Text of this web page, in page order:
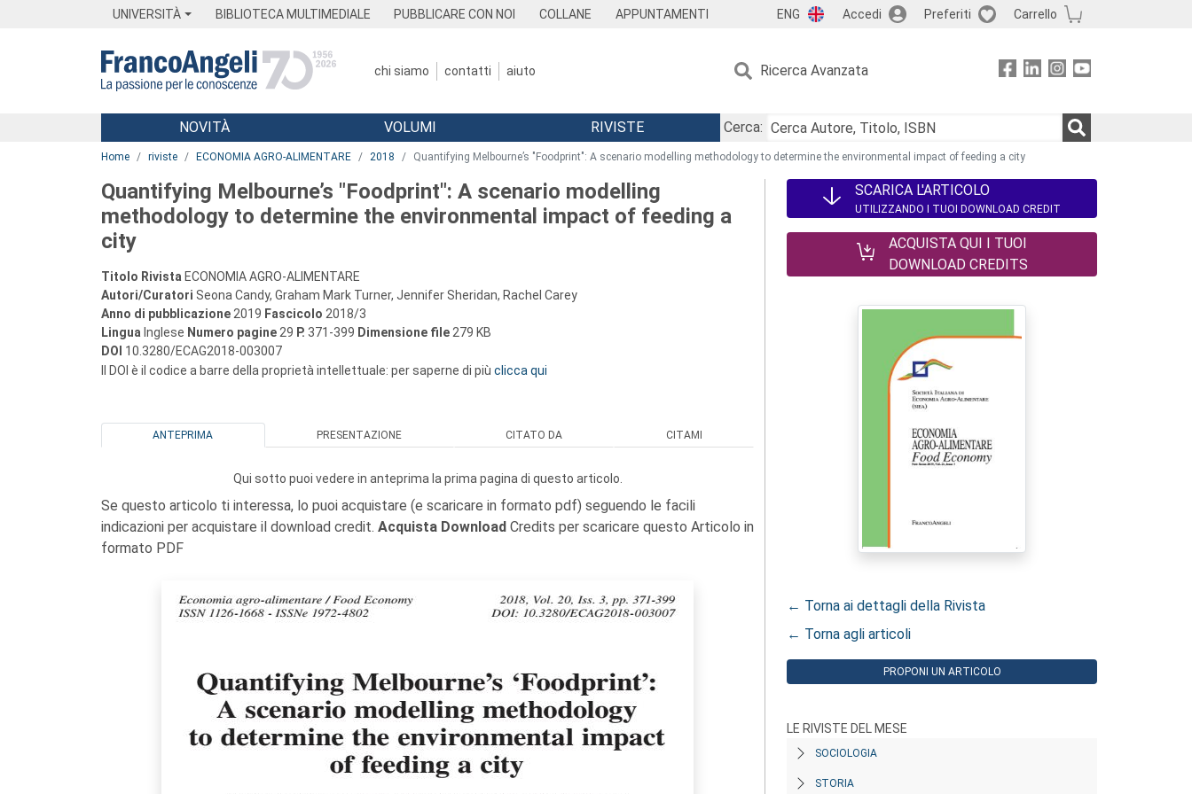
UNIVERSITÀ BIBLIOTECA MULTIMEDIALE PUBBLICARE CON NOI COLLANE APPUNTAMENTI ENG Accedi Preferiti Carrello
chi siamo contatti aiuto Ricerca Avanzata
Menu
NOVITÀ VOLUMI RIVISTE
Cerca:
Home riviste ECONOMIA AGRO-ALIMENTARE 2018 Quantifying Melbourne’s "Foodprint": A scenario modelling methodology to determine the environmental impact of feeding a city
Quantifying Melbourne’s "Foodprint": A scenario modelling
methodology to determine the environmental impact of feeding a
city
Titolo Rivista ECONOMIA AGRO-ALIMENTARE
Autori/Curatori Seona Candy, Graham Mark Turner, Jennifer Sheridan, Rachel Carey
Anno di pubblicazione 2019 Fascicolo 2018/3
Lingua Inglese Numero pagine 29 P. 371-399 Dimensione file 279 KB
DOI 10.3280/ECAG2018-003007
Il DOI è il codice a barre della proprietà intellettuale: per saperne di più clicca qui
ANTEPRIMA PRESENTAZIONE CITATO DA CITAMI
Qui sotto puoi vedere in anteprima la prima pagina di questo articolo.
Se questo articolo ti interessa, lo puoi acquistare (e scaricare in formato pdf) seguendo le facili
indicazioni per acquistare il download credit. Acquista Download Credits per scaricare questo Articolo in
formato PDF
SCARICA L'ARTICOLO
UTILIZZANDO I TUOI DOWNLOAD CREDIT
ACQUISTA QUI I TUOI
DOWNLOAD CREDITS
← Torna ai dettagli della Rivista
← Torna agli articoli
PROPONI UN ARTICOLO
LE RIVISTE DEL MESE
SOCIOLOGIA
STORIA